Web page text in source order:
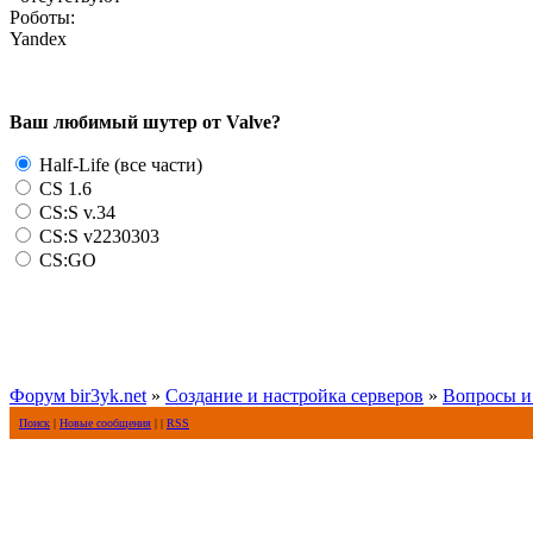
Роботы:
Yandex
Ваш любимый шутер от Valve?
Half-Life (все части)
CS 1.6
CS:S v.34
CS:S v2230303
CS:GO
Форум bir3yk.net » Создание и настройка серверов » Вопросы
Поиск | Новые сообщения | | RSS